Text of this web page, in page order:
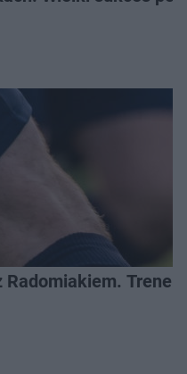
Trener